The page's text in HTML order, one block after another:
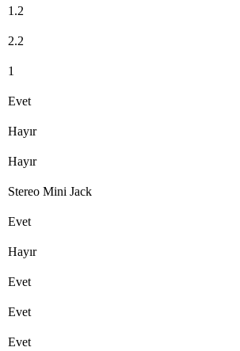
1.2
2.2
1
Evet
Hayır
Hayır
Stereo Mini Jack
Evet
Hayır
Evet
Evet
Evet